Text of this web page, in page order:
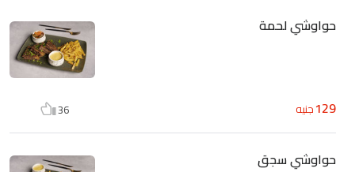
حواوشي لحمة
129جنيه 36
حواوشي سجق